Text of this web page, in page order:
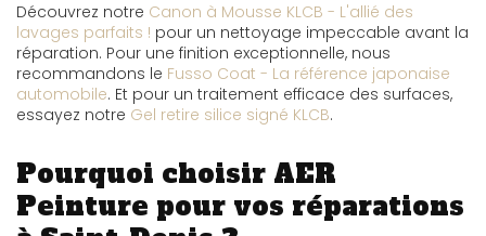
Découvrez notre Canon à Mousse KLCB - L'allié des
lavages parfaits ! pour un nettoyage impeccable avant la
réparation. Pour une finition exceptionnelle, nous
recommandons le Fusso Coat - La référence japonaise
automobile. Et pour un traitement efficace des surfaces,
essayez notre Gel retire silice signé KLCB.
Pourquoi choisir AER
Peinture pour vos réparations